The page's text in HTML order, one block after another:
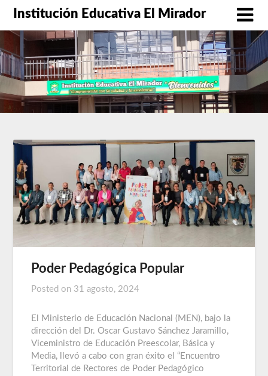
Skip
content
Institución Educativa El Mirador
Poder Pedagógica Popular
Posted on 31 agosto, 2024
El Ministerio de Educación Nacional (MEN), bajo la
dirección del Dr. Oscar Gustavo Sánchez Jaramillo,
Viceministro de Educación Preescolar, Básica y
Media, llevó a cabo con gran éxito el “Encuentro
Territorial de Rectores de Poder Pedagógico